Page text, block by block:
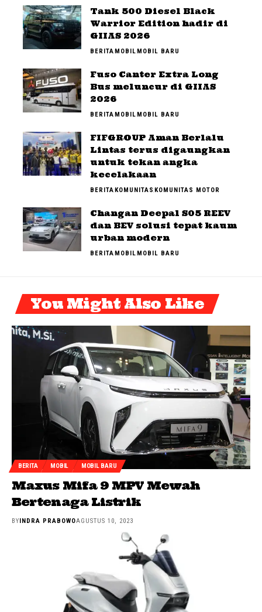
Tank 500 Diesel Black
Warrior Edition hadir di
GIIAS 2026
BERITAMOBILMOBIL BARU
Fuso Canter Extra Long
Bus meluncur di GIIAS
2026
BERITAMOBILMOBIL BARU
FIFGROUP Aman Berlalu
Lintas terus digaungkan
untuk tekan angka
kecelakaan
BERITAKOMUNITASKOMUNITAS MOTOR
Changan Deepal S05 REEV
dan BEV solusi tepat kaum
urban modern
BERITAMOBILMOBIL BARU
You Might Also Like
BERITA MOBIL MOBIL BARU
Maxus Mifa 9 MPV Mewah
Bertenaga Listrik
BYINDRA PRABOWOAGUSTUS 10, 2023